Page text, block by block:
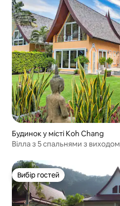
Будинок у місті Koh Chang
Вілла з 5 спальнями з
Вибір гостей
Вибір гостей